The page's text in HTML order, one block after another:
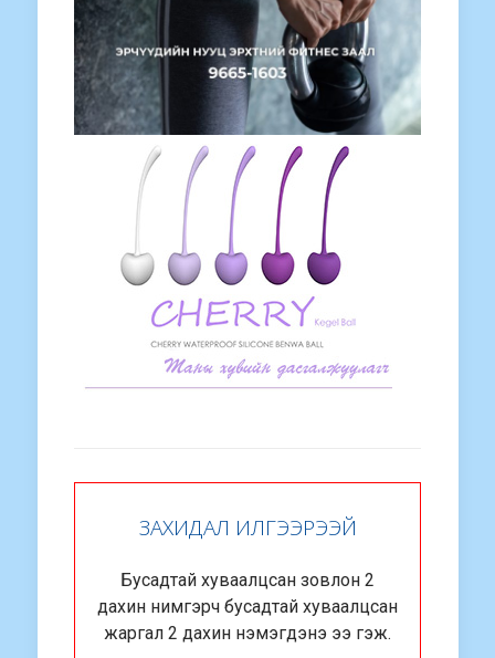
ЗАХИДАЛ ИЛГЭЭРЭЭЙ
Бусадтай хуваалцсан зовлон 2
дахин нимгэрч бусадтай хуваалцсан
жаргал 2 дахин нэмэгдэнэ ээ гэж.